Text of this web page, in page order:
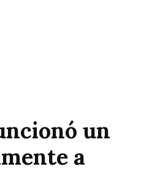
un
a